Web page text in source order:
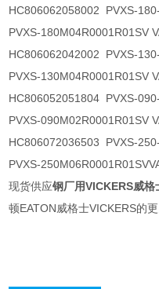
HC806062058002 PVXS-
PVXS-180M04R0001R01SV
HC806062042002 PVXS-
PVXS-130M04R0001R01SV
HC806052051804 PVXS-
PVXS-090M02R0001R01SV
HC806072036503 PVXS-
PVXS-
现货供应钢厂用VICKERS威
顿EATON威格士VICKERS的